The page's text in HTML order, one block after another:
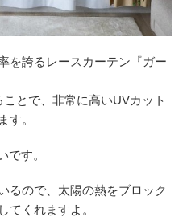
を誇るレースカーテン『ガー
とで、非常に高いUVカット
す。
です。
るので、太陽の熱をブロック
てくれますよ。